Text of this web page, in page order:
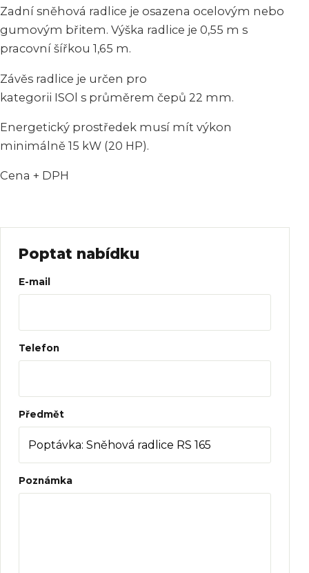
Zadní sněhová radlice je osazena ocelovým nebo
gumovým břitem. Výška radlice je 0,55 m s
pracovní šířkou 1,65 m.
Závěs radlice je určen pro
kategorii ISOl s průměrem čepů 22 mm.
Energetický prostředek musí mít výkon
minimálně 15 kW (20 HP).
Cena + DPH
Poptat nabídku
Web
E-mail
Telefon
Předmět
Poznámka